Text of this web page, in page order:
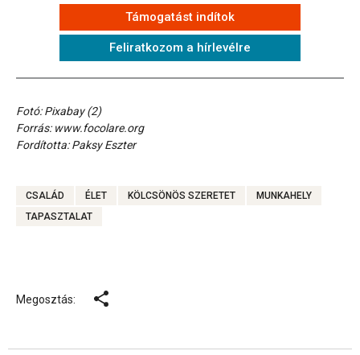
Támogatást indítok
Feliratkozom a hírlevélre
Fotó: Pixabay (2)
Forrás: www.focolare.org
Fordította: Paksy Eszter
CSALÁD ÉLET KÖLCSÖNÖS SZERETET
MUNKAHELY
TAPASZTALAT
Megosztás: